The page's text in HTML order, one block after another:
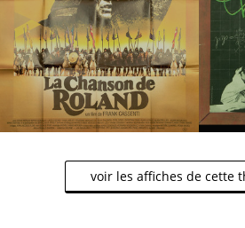
voir les affiches de cette